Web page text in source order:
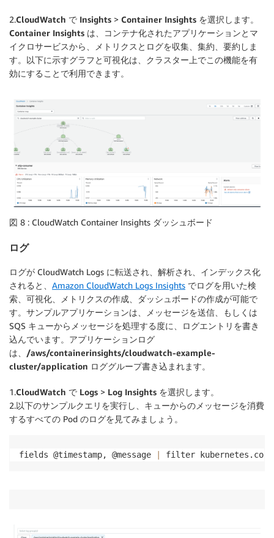
2.CloudWatch で Insights > Container Insights を選択します。
Container Insights は、コンテナ化されたアプリケーションとマ
イクロサービスから、メトリクスとログを収集、集約、要約しま
す。以下に示すグラフと可視化は、クラスター上でこの機能を有
効にすることで利用できます。
図 8 : CloudWatch Container Insights ダッシュボード
ログ
ログが CloudWatch Logs に転送され、解析され、インデックス化
されると、 Amazon CloudWatch Logs Insights でログを用いた検
索、可視化、メトリクスの作成、ダッシュボードの作成が可能で
す。サンプルアプリケーションは、メッセージを送信、もしくは
SQS キューからメッセージを処理する度に、ログエントリを書き
込んでいます。アプリケーションログ
は、 /aws/containerinsights/cloudwatch-example-
cluster/application ロググループ書き込まれます。
1.CloudWatch で Logs > Log Insights を選択します。
2.以下のサンプルクエリを実行し、キューからのメッセージを消費
するすべての Pod のログを見てみましょう。
fields @timestamp, @message filter